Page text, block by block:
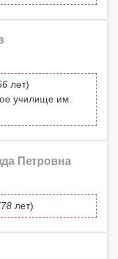
лет)
училище им.
Петровна
лет)